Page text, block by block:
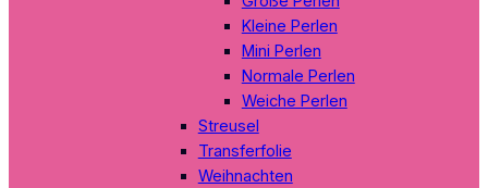
Kleine Perlen
Mini Perlen
Normale Perlen
Weiche Perlen
Streusel
Transferfolie
Weihnachten